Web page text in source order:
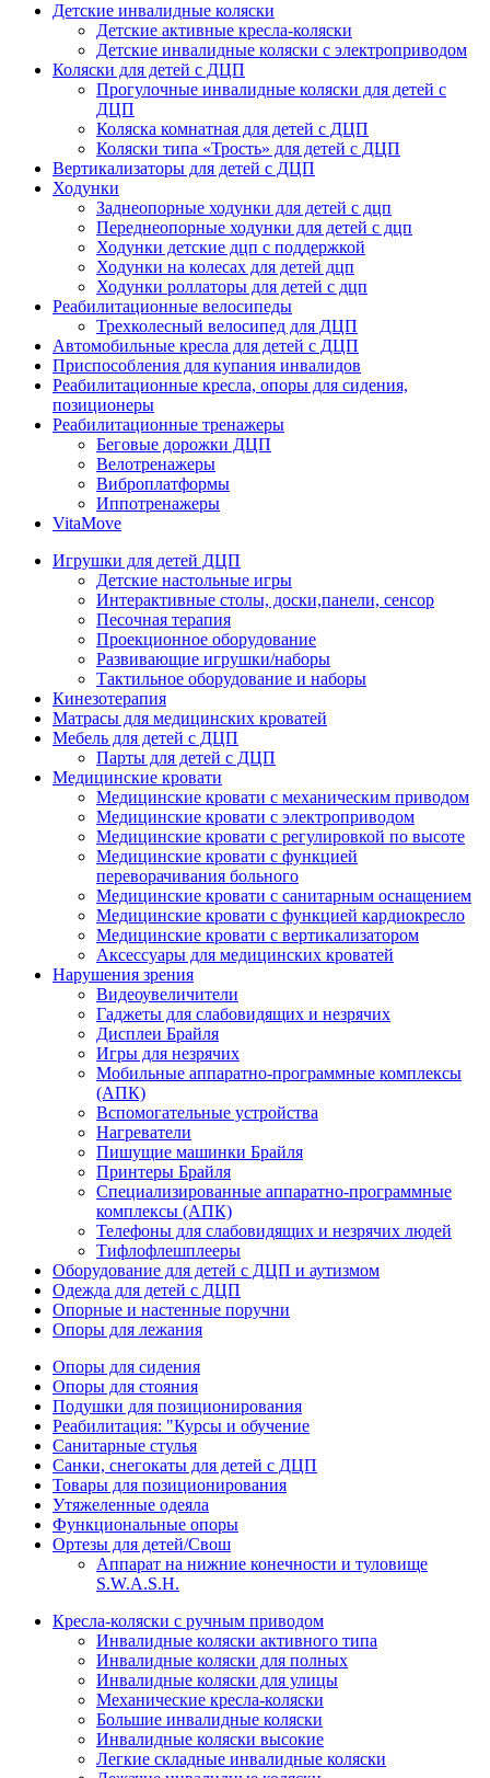
Детские инвалидные коляски
Детские активные кресла-коляски
Детские инвалидные коляски с электроприводом
Коляски для детей с ДЦП
Прогулочные инвалидные коляски для детей с
ДЦП
Коляска комнатная для детей с ДЦП
Коляски типа «Трость» для детей с ДЦП
Вертикализаторы для детей с ДЦП
Ходунки
Заднеопорные ходунки для детей с дцп
Переднеопорные ходунки для детей с дцп
Ходунки детские дцп с поддержкой
Ходунки на колесах для детей дцп
Ходунки роллаторы для детей с дцп
Реабилитационные велосипеды
Трехколесный велосипед для ДЦП
Автомобильные кресла для детей с ДЦП
Приспособления для купания инвалидов
Реабилитационные кресла, опоры для сидения,
позиционеры
Реабилитационные тренажеры
Беговые дорожки ДЦП
Велотренажеры
Виброплатформы
Иппотренажеры
VitaMove
Игрушки для детей ДЦП
Детские настольные игры
Интерактивные столы, доски,панели, сенсор
Песочная терапия
Проекционное оборудование
Развивающие игрушки/наборы
Тактильное оборудование и наборы
Кинезотерапия
Матрасы для медицинских кроватей
Мебель для детей с ДЦП
Парты для детей с ДЦП
Медицинские кровати
Медицинские кровати с механическим приводом
Медицинские кровати с электроприводом
Медицинские кровати с регулировкой по высоте
Медицинские кровати с функцией
переворачивания больного
Медицинские кровати с санитарным оснащением
Медицинские кровати с функцией кардиокресло
Медицинские кровати с вертикализатором
Аксессуары для медицинских кроватей
Нарушения зрения
Видеоувеличители
Гаджеты для слабовидящих и незрячих
Дисплеи Брайля
Игры для незрячих
Мобильные аппаратно-программные комплексы
(АПК)
Вспомогательные устройства
Нагреватели
Пишущие машинки Брайля
Принтеры Брайля
Специализированные аппаратно-программные
комплексы (АПК)
Телефоны для слабовидящих и незрячих людей
Тифлофлешплееры
Оборудование для детей с ДЦП и аутизмом
Одежда для детей с ДЦП
Опорные и настенные поручни
Опоры для лежания
Опоры для сидения
Опоры для стояния
Подушки для позиционирования
Реабилитация: "Курсы и обучение
Санитарные стулья
Санки, снегокаты для детей с ДЦП
Товары для позиционирования
Утяжеленные одеяла
Функциональные опоры
Ортезы для детей/Свош
Аппарат на нижние конечности и туловище
S.W.A.S.H.
Кресла-коляски с ручным приводом
Инвалидные коляски активного типа
Инвалидные коляски для полных
Инвалидные коляски для улицы
Механические кресла-коляски
Большие инвалидные коляски
Инвалидные коляски высокие
Легкие складные инвалидные коляски